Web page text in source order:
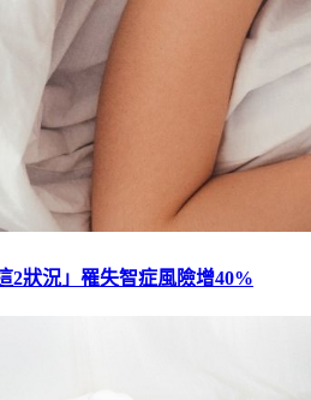
2狀況」罹失智症風險增40%